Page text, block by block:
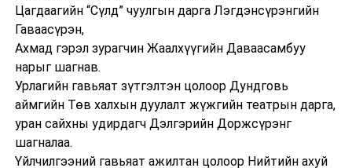
Цагдаагийн “Сүлд” чуулгын дарга Лэгдэнсүрэнгийн
Гаваасүрэн,
Ахмад гэрэл зурагчин Жаалхүүгийн Даваасамбуу
нарыг шагнав.
Урлагийн гавьяат зүтгэлтэн цолоор Дундговь
аймгийн Төв халхын дуулалт жүжгийн театрын дарга,
уран сайхны удирдагч Дэлгэрийн Доржсүрэнг
шагналаа.
Үйлчилгээний гавьяат ажилтан цолоор Нийтийн ахуй